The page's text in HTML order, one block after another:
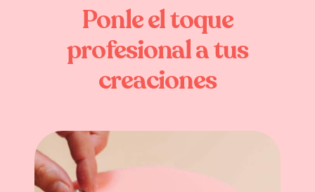
Ponleeltoque
profesionalatus
creaciones